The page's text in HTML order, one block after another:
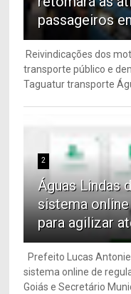
passageiros
Reivindicações dos
transporte público e
Taguatur transporte
2
Águas Lindas
sistema
para agilizar
Prefeito Lucas
sistema online de
Goiás e Secretário